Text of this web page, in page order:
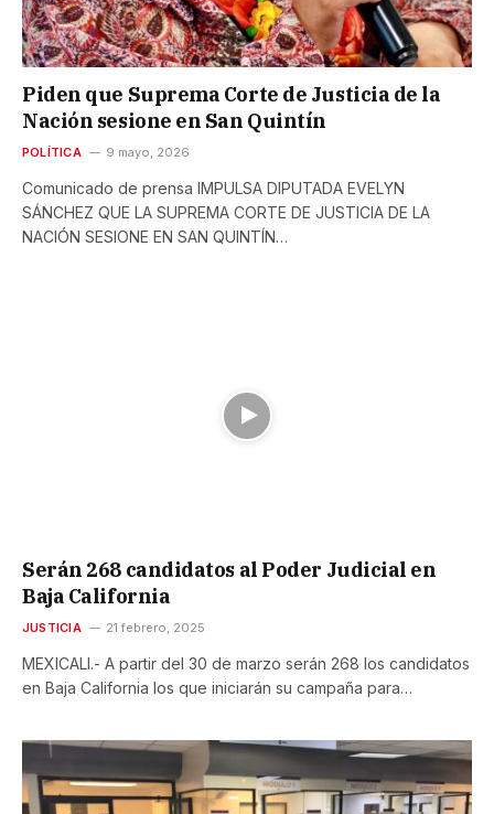
Piden que Suprema Corte de Justicia de la
Nación sesione en San Quintín
POLÍTICA 9 mayo, 2026
Comunicado de prensa IMPULSA DIPUTADA EVELYN
SÁNCHEZ QUE LA SUPREMA CORTE DE JUSTICIA DE LA
NACIÓN SESIONE EN SAN QUINTÍN…
Serán 268 candidatos al Poder Judicial en
Baja California
JUSTICIA 21 febrero, 2025
MEXICALI.- A partir del 30 de marzo serán 268 los candidatos
en Baja California los que iniciarán su campaña para…